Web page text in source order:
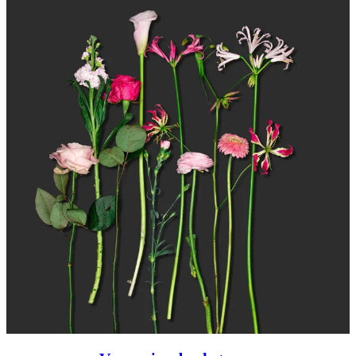
5.00
gebaseerd
op
klantbeoordelingen